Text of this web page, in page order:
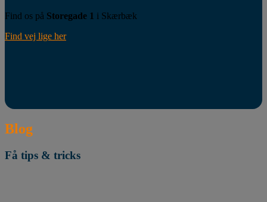
Find os på Storegade 1 i Skærbæk
Find vej lige her
Blog
Få tips & tricks